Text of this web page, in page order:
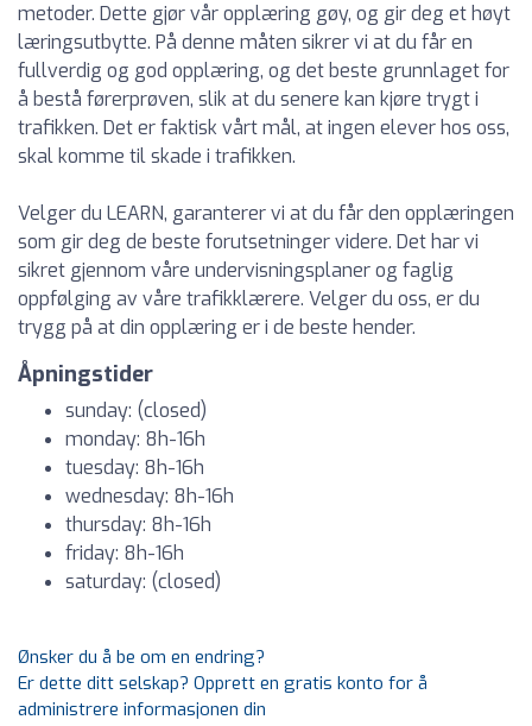
metoder. Dette gjør vår opplæring gøy, og gir deg et høyt
læringsutbytte. På denne måten sikrer vi at du får en
fullverdig og god opplæring, og det beste grunnlaget for
å bestå førerprøven, slik at du senere kan kjøre trygt i
trafikken. Det er faktisk vårt mål, at ingen elever hos oss,
skal komme til skade i trafikken.
Velger du LEARN, garanterer vi at du får den opplæringen
som gir deg de beste forutsetninger videre. Det har vi
sikret gjennom våre undervisningsplaner og faglig
oppfølging av våre trafikklærere. Velger du oss, er du
trygg på at din opplæring er i de beste hender.
Åpningstider
sunday: (closed)
monday: 8h-16h
tuesday: 8h-16h
wednesday: 8h-16h
thursday: 8h-16h
friday: 8h-16h
saturday: (closed)
Ønsker du å be om en endring?
Er dette ditt selskap? Opprett en gratis konto for å
administrere informasjonen din